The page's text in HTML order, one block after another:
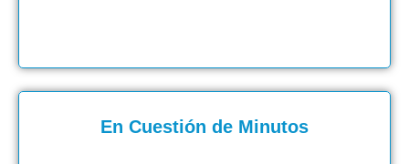
En Cuestión de Minutos